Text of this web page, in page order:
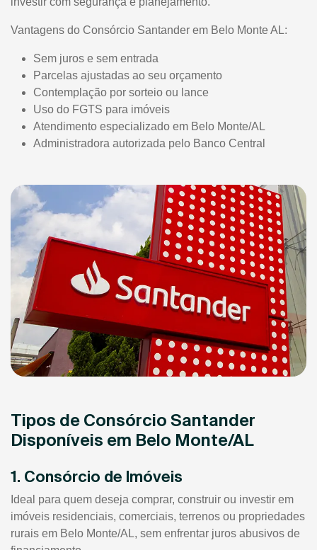
Vantagens do Consórcio Santander em Belo Monte AL:
Sem juros e sem entrada
Parcelas ajustadas ao seu orçamento
Contemplação por sorteio ou lance
Uso do FGTS para imóveis
Atendimento especializado em Belo Monte/AL
Administradora autorizada pelo Banco Central
Tipos de Consórcio Santander
Disponíveis em Belo Monte/AL
1. Consórcio de Imóveis
Ideal para quem deseja comprar, construir ou investir em
imóveis residenciais, comerciais, terrenos ou propriedades
rurais em Belo Monte/AL, sem enfrentar juros abusivos de